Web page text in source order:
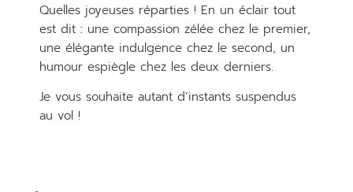
Quelles joyeuses réparties ! En un éclair tout
est dit : une compassion zélée chez le premier,
une élégante indulgence chez le second, un
humour espiègle chez les deux derniers.
Je vous souhaite autant d’instants suspendus
au vol !